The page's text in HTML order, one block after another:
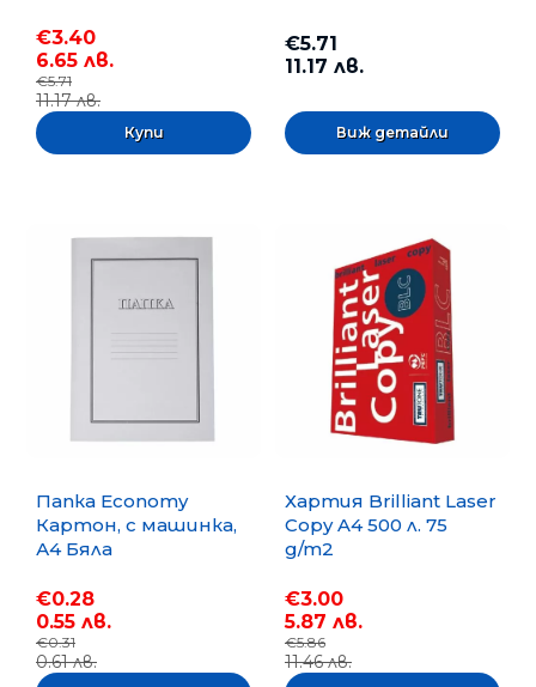
€3.40
6.65 лв.
€5.71
11.17 лв.
€5.71
11.17 лв.
Виж детайли
Папка Economy
Картон, с машинка,
А4 Бяла
€0.28
0.55 лв.
€0.31
0.61 лв.
Хартия Brilliant Laser
Copy A4 500 л. 75
g/m2
€3.00
5.87 лв.
€5.86
11.46 лв.